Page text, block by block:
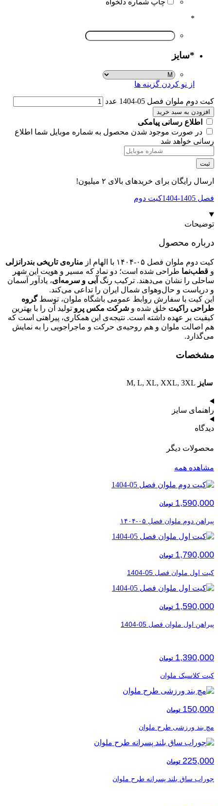
چاپ شماره دلخواه
*
*سایز
از نو کردن گزینه ها
کیت دوم ملوان فصل 05-1404 عدد
افزودن به سبد خرید
اطلاع رسانی پیامکی
در صورت موجود شدن محصول به شماره موبایل شما اطلاع
رسانی خواهد شد
ثبت
ارسال رایگان برای خریدهای بالای ۲ میلیون!
فصل 1405-1404 کیت دوم
توضیحات
درباره محصول
کیت دوم ملوان فصل ۰۵-۱۴۰۴ با الهام از
مناره‌ی تاریخی بندرانزلی
و قطب‌نما طراحی شده است؛ دو نماد که مسیر و هویت این شهر
ساحلی را نشان می‌دهند. ترکیب رنگ آبی و سرمه‌ای، یادآور آسمان
و دریاست و حال‌و‌هوای شمال ایران را تداعی می‌کند.
این کیت با سفارش روابط عمومی باشگاه ملوان، توسطگروه
طراحی راکیت خلق شده و شرکت مکس پرو تولید آن را با بهترین
کیفیت بر عهده داشته است. نتیجه‌ی این همکاری، پیراهنی است که
هم اصالت ملوان و هم روحیه‌ی حرکت و ماجراجویی را به نمایش
می‌گذارد.
مشخصات
سایز M, L, XL, XXL, 3XL
راهنمای سایز
دیدگاه
محصولات دیگر
مشاهده همه
1,590,000 تومان
پیراهن دوم ملوان فصل ۰۵-۱۴۰۴
1,790,000 تومان
کیت اول ملوان فصل 05-1404
1,590,000 تومان
پیراهن اول ملوان فصل 05-1404
1,390,000 تومان
کیت کلاسیک ملوان
150,000 تومان
مچ بند ورزشی طرح ملوان
225,000 تومان
جوراب ساق بلند پسرانه طرح ملوان